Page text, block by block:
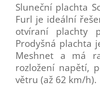
Sluneční plachta
Furl je ideální
otvíraní plachty
Prodyšná plachta
Meshnet a má
rozložení napětí,
větru (až 62 km/h).